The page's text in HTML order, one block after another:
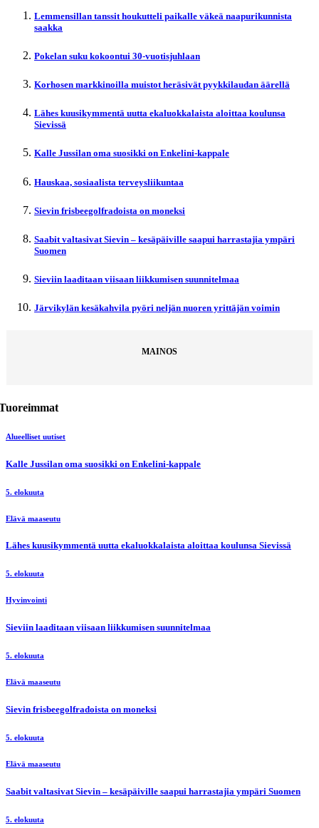
Lemmensillan tanssit houkutteli paikalle väkeä naapurikunnista
saakka
Pokelan suku kokoontui 30-vuotisjuhlaan
Korhosen markkinoilla muistot heräsivät pyykkilaudan äärellä
Lähes kuusikymmentä uutta ekaluokkalaista aloittaa koulunsa
Sievissä
Kalle Jussilan oma suosikki on Enkelini-kappale
Hauskaa, sosiaalista terveysliikuntaa
Sievin frisbeegolfradoista on moneksi
Saabit valtasivat Sievin – kesäpäiville saapui harrastajia ympäri
Suomen
Sieviin laaditaan viisaan liikkumisen suunnitelmaa
Järvikylän kesäkahvila pyöri neljän nuoren yrittäjän voimin
MAINOS
Alueelliset uutiset
Kalle Jussilan oma suosikki on Enkelini-kappale
5. elokuuta
Elävä maaseutu
Lähes kuusikymmentä uutta ekaluokkalaista aloittaa koulunsa Sievissä
5. elokuuta
Hyvinvointi
Sieviin laaditaan viisaan liikkumisen suunnitelmaa
5. elokuuta
Elävä maaseutu
Sievin frisbeegolfradoista on moneksi
5. elokuuta
Elävä maaseutu
Saabit valtasivat Sievin – kesäpäiville saapui harrastajia ympäri Suomen
5. elokuuta